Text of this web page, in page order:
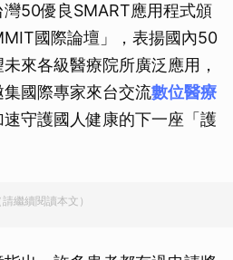
50優良SMART應用程式頒
國際論壇」，表揚國內50
來各級醫療院所廣泛應用，
國際專家來台交流數位醫療
守護國人健康的下一座「護
繼續閱讀本文）